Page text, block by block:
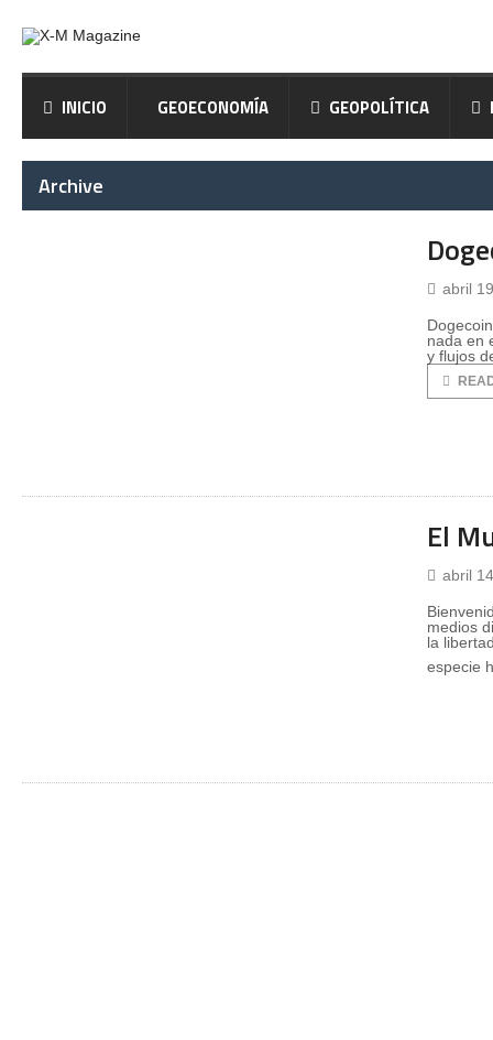
INICIO GEOECONOMÍA GEOPOLÍTICA
Archive
abril
nada en
y flujos
El
abril
medios
la
especie